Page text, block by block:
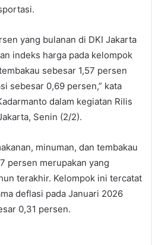
yang bulanan di DKI Jakarta
indeks harga pada kelompok
sebesar 1,57 persen
sebesar 0,69 persen,” kata
dalam kegiatan Rilis
Senin (2/2).
minuman, dan tembakau
persen merupakan yang
terakhir. Kelompok ini tercatat
deflasi pada Januari 2026
0,31 persen.